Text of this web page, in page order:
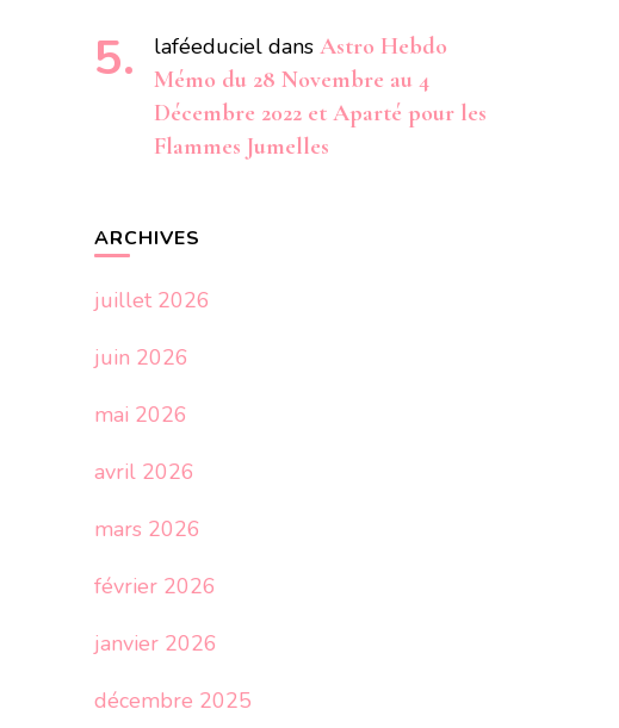
laféeduciel dans Astro Hebdo
Mémo du 28 Novembre au 4
Décembre 2022 et Aparté pour les
Flammes Jumelles
ARCHIVES
juillet 2026
juin 2026
mai 2026
avril 2026
mars 2026
février 2026
janvier 2026
décembre 2025